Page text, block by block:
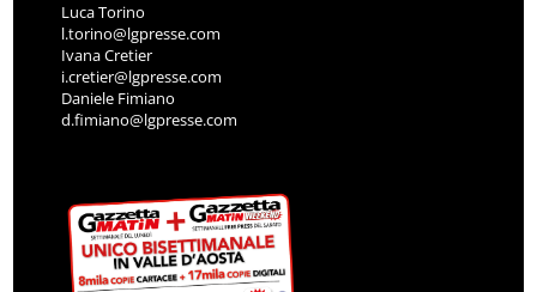
Luca Torino
l.torino@lgpresse.com
Ivana Cretier
i.cretier@lgpresse.com
Daniele Fimiano
d.fimiano@lgpresse.com